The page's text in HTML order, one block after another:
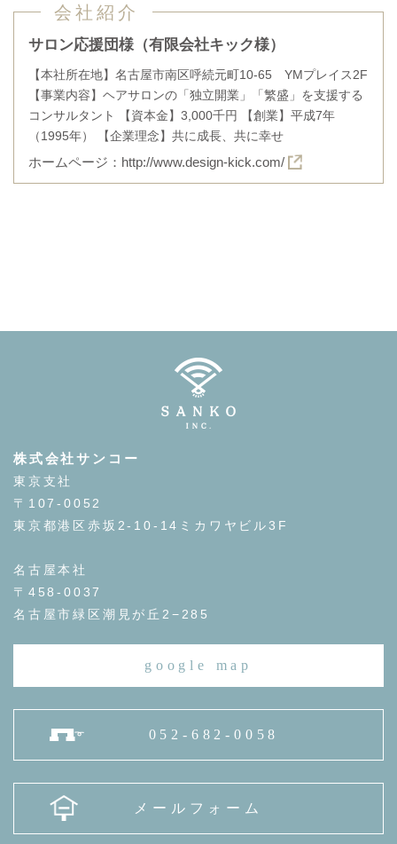
会社紹介
サロン応援団様（有限会社キック様）
【本社所在地】名古屋市南区呼続元町10-65 YMプレイス2F
【事業内容】ヘアサロンの「独立開業」「繁盛」を支援する
コンサルタント 【資本金】3,000千円 【創業】平成7年
（1995年） 【企業理念】共に成長、共に幸せ
ホームページ： http://www.design-kick.com/
株式会社サンコー
東京支社
〒107-0052
東京都港区赤坂2-10-14ミカワヤビル3F
名古屋本社
〒458-0037
名古屋市緑区潮見が丘2−285
google map
052-682-0058
メールフォーム